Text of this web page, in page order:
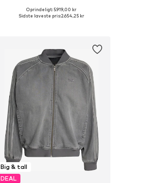
Tilgængelige størrelser: M, L, XL, XXL
Oprindeligt: 5.919,00 kr
Sidste laveste pris:2.654,25 kr
Big & tall
DEAL